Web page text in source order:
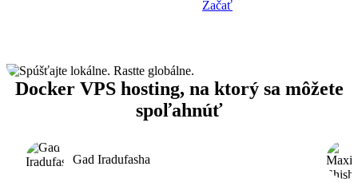
Začať
Docker VPS hosting, na ktorý sa môžete
spoľahnúť
Gad Iradufasha